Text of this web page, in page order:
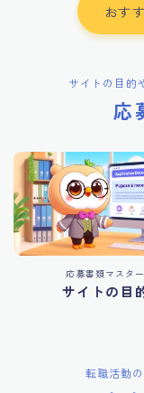
おす
サイトの目的
応
応募書類マスター
サイトの目
転職活動